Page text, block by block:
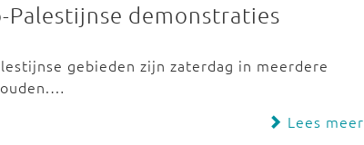
demonstraties
gebieden zijn zaterdag in meerdere
Lees meer